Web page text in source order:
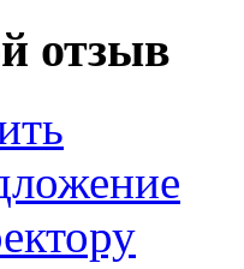
отзыв